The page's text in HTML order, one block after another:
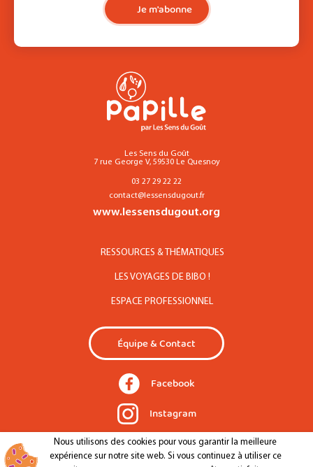
Je m'abonne
Les Sens du Goût
7 rue George V, 59530 Le Quesnoy
03 27 29 22 22
contact@lessensdugout.fr
www.lessensdugout.org
RESSOURCES & THÉMATIQUES
LES VOYAGES DE BIBO !
ESPACE PROFESSIONNEL
Équipe & Contact
Facebook
Instagram
Nous utilisons des cookies pour vous garantir la meilleure
expérience sur notre site web. Si vous continuez à utiliser ce